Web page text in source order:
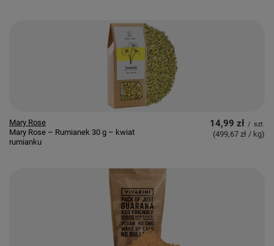
Mary Rose
Mary Rose – Rumianek 30 g – kwiat
rumianku
14,99 zł / szt.
(499,67 zł / kg)